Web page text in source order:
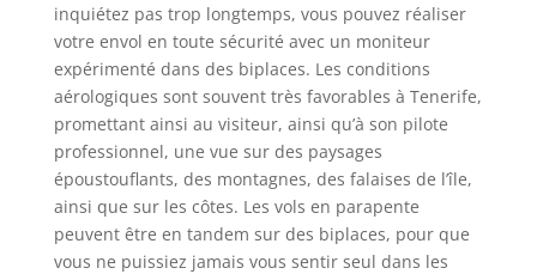
inquiétez pas trop longtemps, vous pouvez réaliser
votre envol en toute sécurité avec un moniteur
expérimenté dans des biplaces. Les conditions
aérologiques sont souvent très favorables à Tenerife,
promettant ainsi au visiteur, ainsi qu’à son pilote
professionnel, une vue sur des paysages
époustouflants, des montagnes, des falaises de l’île,
ainsi que sur les côtes. Les vols en parapente
peuvent être en tandem sur des biplaces, pour que
vous ne puissiez jamais vous sentir seul dans les